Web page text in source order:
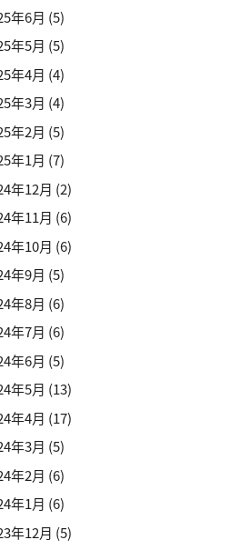
年6月 (5)
年5月 (5)
年4月 (4)
年3月 (4)
年2月 (5)
年1月 (7)
年12月 (2)
年11月 (6)
年10月 (6)
年9月 (5)
年8月 (6)
年7月 (6)
年6月 (5)
年5月 (13)
年4月 (17)
年3月 (5)
年2月 (6)
年1月 (6)
年12月 (5)